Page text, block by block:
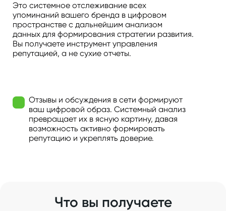
Отзывы и обсуждения в сети формируют
ваш цифровой образ. Системный анализ
превращает их в ясную картину, давая
возможность активно формировать
репутацию и укреплять доверие.
Это системное отслеживание всех
упоминаний вашего бренда в цифровом
пространстве с дальнейшим анализом
данных для формирования стратегии развития.
Вы получаете инструмент управления
репутацией, а не сухие отчеты.
Что вы получаете